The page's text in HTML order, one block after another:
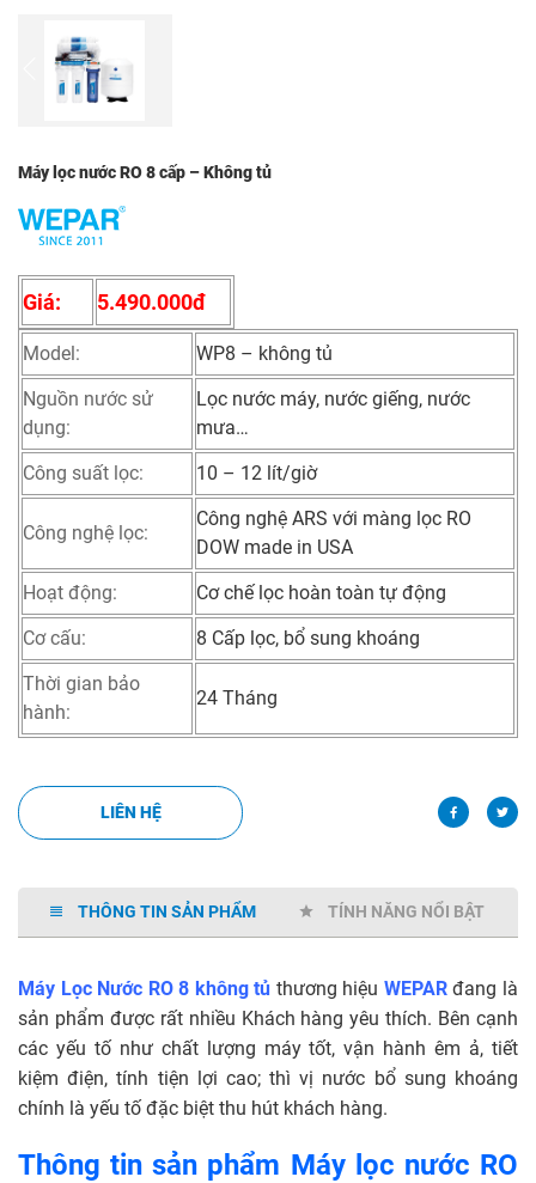
Máy lọc nước RO 8 cấp – Không tủ
Giá: 5.490.000đ
Model:
WP8 – không tủ
Nguồn nước sử
dụng:
Lọc nước máy, nước giếng, nước
mưa…
Công suất lọc:
10 – 12 lít/giờ
Công nghệ lọc:
Công nghệ ARS với màng lọc RO
DOW made in USA
Hoạt động:
Cơ chế lọc hoàn toàn tự động
Cơ cấu:
8 Cấp lọc, bổ sung khoáng
Thời gian bảo
hành:
24 Tháng
LIÊN HỆ
THÔNG TIN SẢN PHẨM TÍNH NĂNG NỔI BẬT
Máy Lọc Nước RO 8 không tủ thương hiệu WEPARđang là
sản phẩm được rất nhiều Khách hàng yêu thích. Bên cạnh
các yếu tố như chất lượng máy tốt, vận hành êm ả, tiết
kiệm điện, tính tiện lợi cao; thì vị nước bổ sung khoáng
chính là yếu tố đặc biệt thu hút khách hàng.
Thông tin sản phẩm Máy lọc nước RO